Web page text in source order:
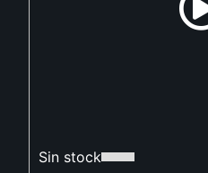
Sin stock